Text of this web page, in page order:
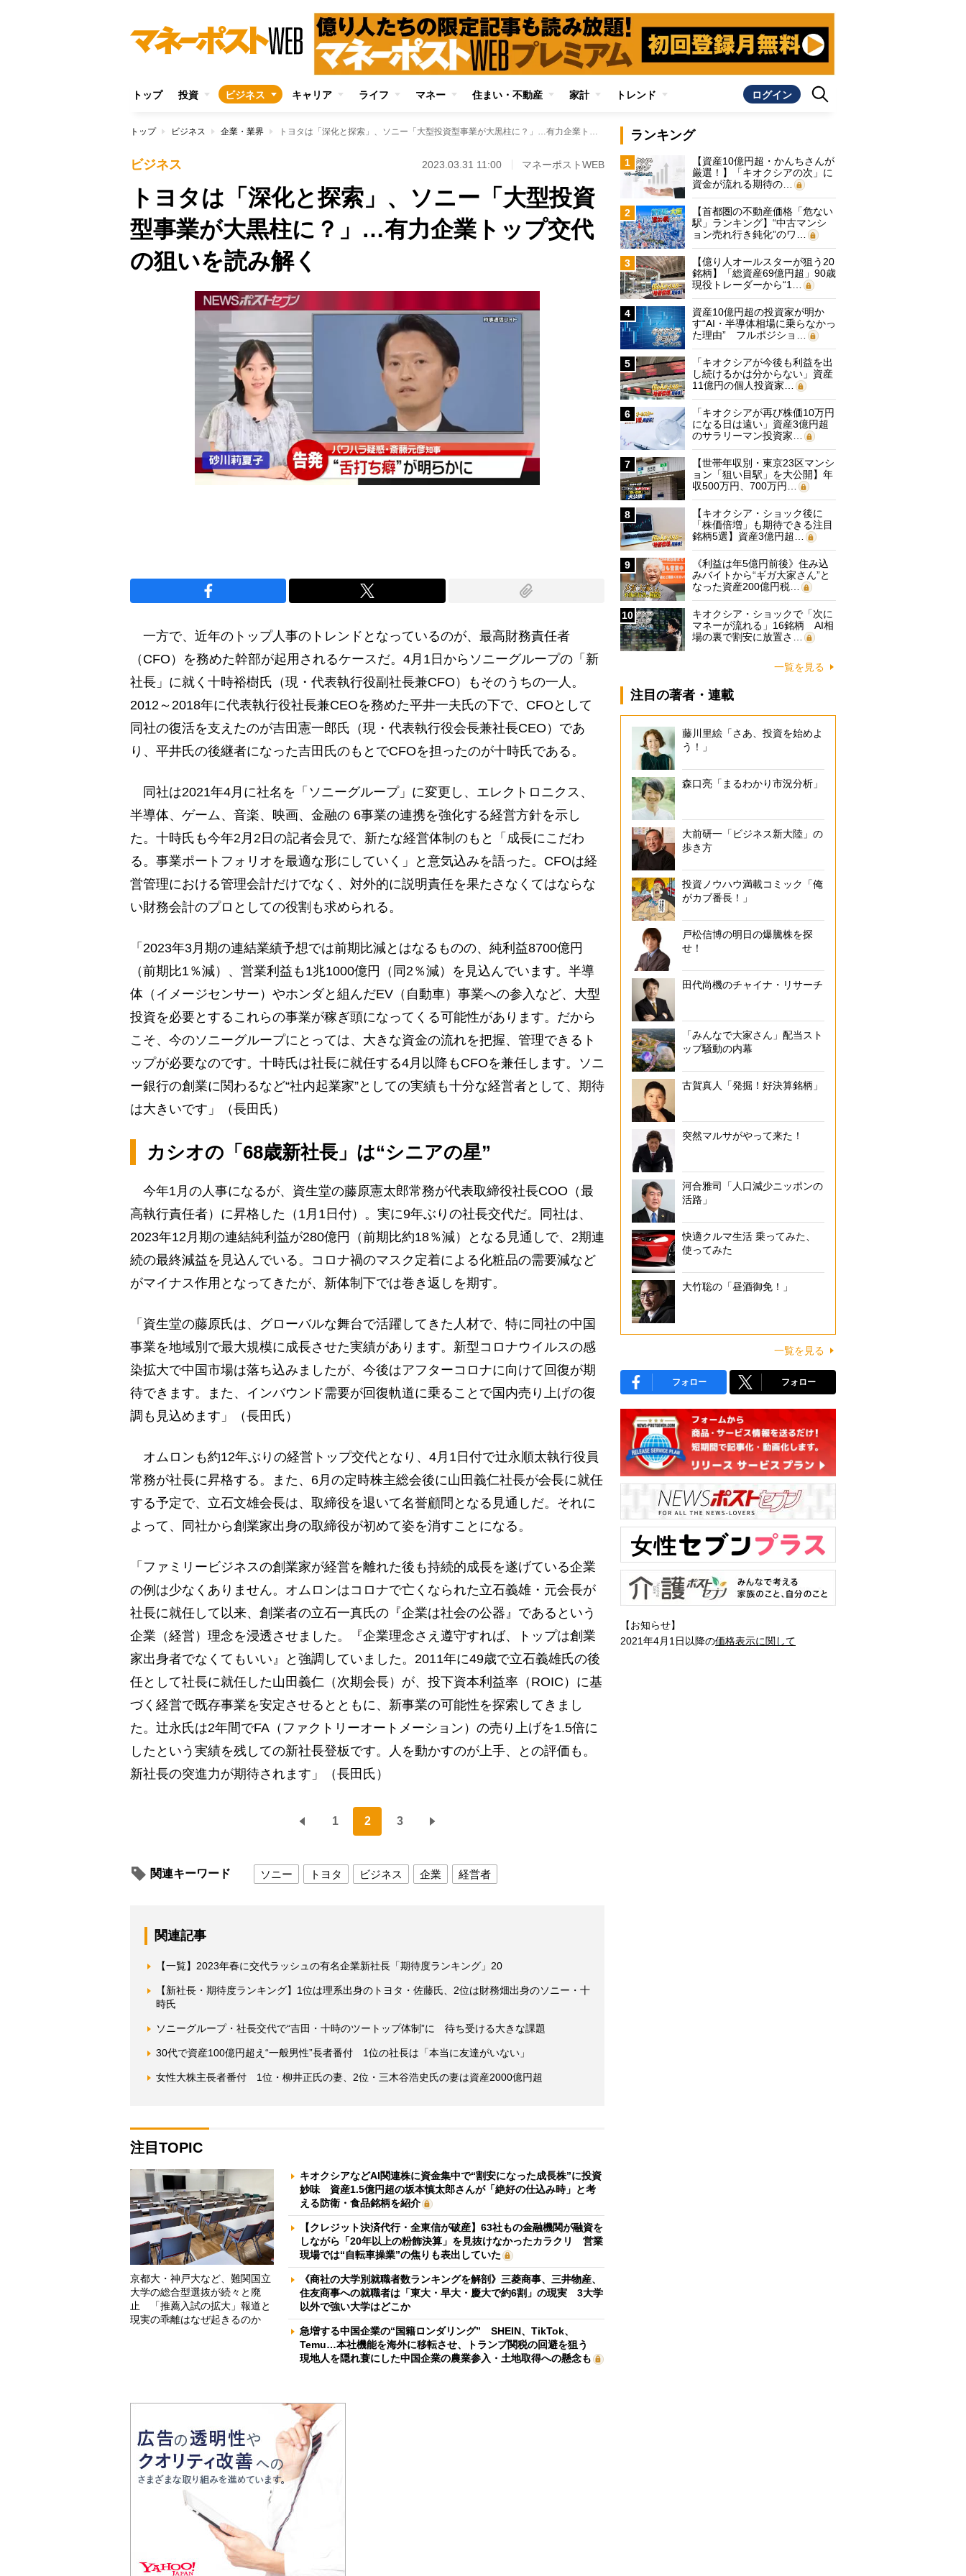
トップ 投資 ビジネス キャリア ライフ マネー 住まい・不動産 家計 トレンド ログイン
トップ ビジネス 企業・業界 トヨタは「深化と探索」、ソニー「大型投資型事業が大黒柱に？」…有力企業トップ交代の狙いを読み解く
ビジネス 2023.03.31 11:00 マネーポストWEB
トヨタは「深化と探索」、ソニー「大型投資
型事業が大黒柱に？」…有力企業トップ交代
の狙いを読み解く
一方で、近年のトップ人事のトレンドとなっているのが、最高財務責任者
（CFO）を務めた幹部が起用されるケースだ。4月1日からソニーグループの「新
社長」に就く十時裕樹氏（現・代表執行役副社長兼CFO）もそのうちの一人。
2012～2018年に代表執行役社長兼CEOを務めた平井一夫氏の下で、CFOとして
同社の復活を支えたのが吉田憲一郎氏（現・代表執行役会長兼社長CEO）であ
り、平井氏の後継者になった吉田氏のもとでCFOを担ったのが十時氏である。
同社は2021年4月に社名を「ソニーグループ」に変更し、エレクトロニクス、
半導体、ゲーム、音楽、映画、金融の 6事業の連携を強化する経営方針を示し
た。十時氏も今年2月2日の記者会見で、新たな経営体制のもと「成長にこだわ
る。事業ポートフォリオを最適な形にしていく」と意気込みを語った。CFOは経
営管理における管理会計だけでなく、対外的に説明責任を果たさなくてはならな
い財務会計のプロとしての役割も求められる。
「2023年3月期の連結業績予想では前期比減とはなるものの、純利益8700億円
（前期比1％減）、営業利益も1兆1000億円（同2％減）を見込んでいます。半導
体（イメージセンサー）やホンダと組んだEV（自動車）事業への参入など、大型
投資を必要とするこれらの事業が稼ぎ頭になってくる可能性があります。だから
こそ、今のソニーグループにとっては、大きな資金の流れを把握、管理できるト
ップが必要なのです。十時氏は社長に就任する4月以降もCFOを兼任します。ソニ
ー銀行の創業に関わるなど“社内起業家”としての実績も十分な経営者として、期待
は大きいです」（長田氏）
カシオの「68歳新社長」は“シニアの星”
今年1月の人事になるが、資生堂の藤原憲太郎常務が代表取締役社長COO（最
高執行責任者）に昇格した（1月1日付）。実に9年ぶりの社長交代だ。同社は、
2023年12月期の連結純利益が280億円（前期比約18％減）となる見通しで、2期連
続の最終減益を見込んでいる。コロナ禍のマスク定着による化粧品の需要減など
がマイナス作用となってきたが、新体制下では巻き返しを期す。
「資生堂の藤原氏は、グローバルな舞台で活躍してきた人材で、特に同社の中国
事業を地域別で最大規模に成長させた実績があります。新型コロナウイルスの感
染拡大で中国市場は落ち込みましたが、今後はアフターコロナに向けて回復が期
待できます。また、インバウンド需要が回復軌道に乗ることで国内売り上げの復
調も見込めます」（長田氏）
オムロンも約12年ぶりの経営トップ交代となり、4月1日付で辻永順太執行役員
常務が社長に昇格する。また、6月の定時株主総会後に山田義仁社長が会長に就任
する予定で、立石文雄会長は、取締役を退いて名誉顧問となる見通しだ。それに
よって、同社から創業家出身の取締役が初めて姿を消すことになる。
「ファミリービジネスの創業家が経営を離れた後も持続的成長を遂げている企業
の例は少なくありません。オムロンはコロナで亡くなられた立石義雄・元会長が
社長に就任して以来、創業者の立石一真氏の『企業は社会の公器』であるという
企業（経営）理念を浸透させました。『企業理念さえ遵守すれば、トップは創業
家出身者でなくてもいい』と強調していました。2011年に49歳で立石義雄氏の後
任として社長に就任した山田義仁（次期会長）が、投下資本利益率（ROIC）に基
づく経営で既存事業を安定させるとともに、新事業の可能性を探索してきまし
た。辻永氏は2年間でFA（ファクトリーオートメーション）の売り上げを1.5倍に
したという実績を残しての新社長登板です。人を動かすのが上手、との評価も。
新社長の突進力が期待されます」（長田氏）
1 2 3
関連キーワード ソニー トヨタ ビジネス 企業 経営者
関連記事
【一覧】2023年春に交代ラッシュの有名企業新社長「期待度ランキング」20
【新社長・期待度ランキング】1位は理系出身のトヨタ・佐藤氏、2位は財務畑出身のソニー・十
時氏
ソニーグループ・社長交代で“吉田・十時のツートップ体制”に 待ち受ける大きな課題
30代で資産100億円超え“一般男性”長者番付 1位の社長は「本当に友達がいない」
女性大株主長者番付 1位・柳井正氏の妻、2位・三木谷浩史氏の妻は資産2000億円超
注目TOPIC
京都大・神戸大など、難関国立
大学の総合型選抜が続々と廃
止 「推薦入試の拡大」報道と
現実の乖離はなぜ起きるのか
キオクシアなどAI関連株に資金集中で“割安になった成長株”に投資
妙味 資産1.5億円超の坂本慎太郎さんが「絶好の仕込み時」と考
える防衛・食品銘柄を紹介
【クレジット決済代行・全東信が破産】63社もの金融機関が融資を
しながら「20年以上の粉飾決算」を見抜けなかったカラクリ 営業
現場では“自転車操業”の焦りも表出していた
《商社の大学別就職者数ランキングを解剖》三菱商事、三井物産、
住友商事への就職者は「東大・早大・慶大で約6割」の現実 3大学
以外で強い大学はどこか
急増する中国企業の“国籍ロンダリング” SHEIN、TikTok、
Temu…本社機能を海外に移転させ、トランプ関税の回避を狙う
現地人を隠れ蓑にした中国企業の農業参入・土地取得への懸念も
ランキング
1
【資産10億円超・かんちさんが
厳選！】「キオクシアの次」に
資金が流れる期待の…
2
【首都圏の不動産価格「危ない
駅」ランキング】“中古マンシ
ョン売れ行き鈍化”のワ…
3
【億り人オールスターが狙う20
銘柄】「総資産69億円超」90歳
現役トレーダーから“1…
4
資産10億円超の投資家が明か
す“AI・半導体相場に乗らなかっ
た理由” フルポジショ…
5
「キオクシアが今後も利益を出
し続けるかは分からない」資産
11億円の個人投資家…
6
「キオクシアが再び株価10万円
になる日は遠い」資産3億円超
のサラリーマン投資家…
7
【世帯年収別・東京23区マンシ
ョン「狙い目駅」を大公開】年
収500万円、700万円…
8
【キオクシア・ショック後に
「株価倍増」も期待できる注目
銘柄5選】資産3億円超…
9
《利益は年5億円前後》住み込
みバイトから“ギガ大家さん”と
なった資産200億円税…
10
キオクシア・ショックで「次に
マネーが流れる」16銘柄 AI相
場の裏で割安に放置さ…
一覧を見る
注目の著者・連載
藤川里絵「さあ、投資を始めよ
う！」
森口亮「まるわかり市況分析」
大前研一「ビジネス新大陸」の
歩き方
投資ノウハウ満載コミック「俺
がカブ番長！」
戸松信博の明日の爆騰株を探
せ！
田代尚機のチャイナ・リサーチ
「みんなで大家さん」配当スト
ップ騒動の内幕
古賀真人「発掘！好決算銘柄」
突然マルサがやって来た！
河合雅司「人口減少ニッポンの
活路」
快適クルマ生活 乗ってみた、
使ってみた
大竹聡の「昼酒御免！」
一覧を見る
フォロー フォロー
【お知らせ】
2021年4月1日以降の価格表示に関して